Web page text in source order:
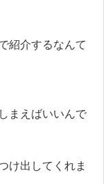
紹介するなんて
まえばいいんで
け出してくれま